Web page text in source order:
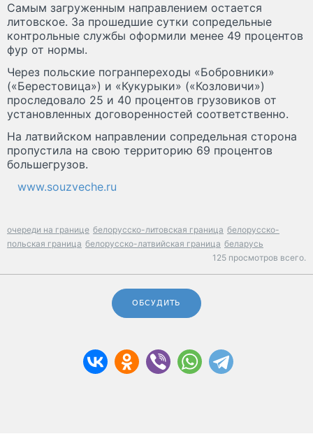
Самым загруженным направлением остается
литовское. За прошедшие сутки сопредельные
контрольные службы оформили менее 49 процентов
фур от нормы.
Через польские погранпереходы «Бобровники»
(«Берестовица») и «Кукурыки» («Козловичи»)
проследовало 25 и 40 процентов грузовиков от
установленных договоренностей соответственно.
На латвийском направлении сопредельная сторона
пропустила на свою территорию 69 процентов
большегрузов.
www.souzveche.ru
очереди на границе белорусско-литовская граница белорусско-
польская граница белорусско-латвийская граница беларусь
125 просмотров всего.
ОБСУДИТЬ